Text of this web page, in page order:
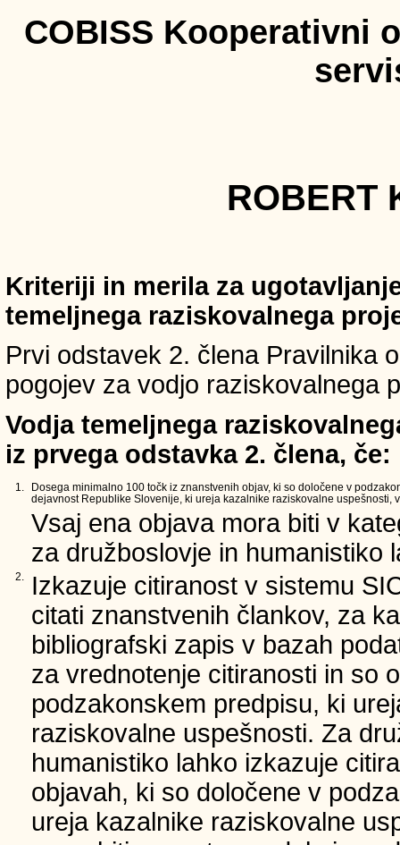
COBISS Kooperativni
ROBERT
Kriteriji in merila za
temeljnega raziskovalnega
Prvi odstavek 2. člena Pravilnika
pogojev za vodjo raziskovalnega
Vodja temeljnega
iz prvega odstavka 2. člena, če:
1.
Dosega minimalno 100 točk iz znanstvenih objav, ki so določene v
dejavnost Republike Slovenije, ki ureja kazalnike raziskovalne uspešnosti,
Vsaj ena objava mora biti v
za družboslovje in humanistiko
2.
Izkazuje citiranost v sistemu
citati znanstvenih člankov, za
bibliografski zapis v bazah
za vrednotenje citiranosti in so
podzakonskem predpisu, ki
raziskovalne uspešnosti. Za
humanistiko lahko izkazuje
objavah, ki so določene v
ureja kazalnike raziskovalne